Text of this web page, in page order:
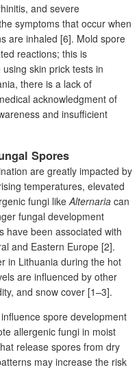
and severe
symptoms that occur when
are inhaled [6]. Mold spore
reactions; this is
skin prick tests in
there is a lack of
acknowledgment of
and insufficient
Spores
are greatly impacted by
temperatures, elevated
fungi likeAlternaria can
fungal development
have been associated with
and Eastern Europe [2].
in Lithuania during the hot
are influenced by other
and snow cover [1–3].
spore development
allergenic fungi in moist
release spores from dry
may increase the risk